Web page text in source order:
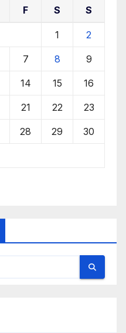
F S S
1 2
7 8 9
14 15 16
21 22 23
28 29 30